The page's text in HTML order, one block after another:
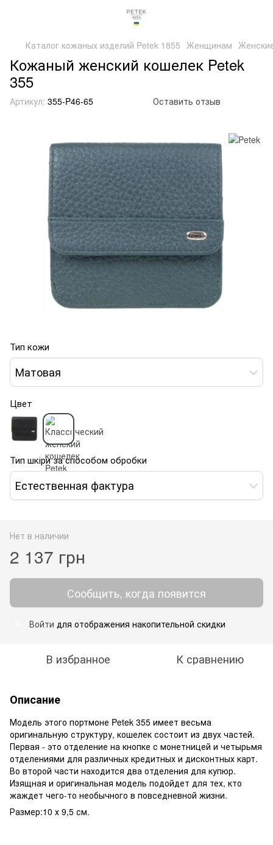
Каталог кожаных изделий Petek 1855 Женщинам
Кожаный женский кошелек Petek
355
Артикул: 355-P46-65 Оставить отзыв
Тип кожи
Матовая
Цвет
Тип шкіри за способом обробки
Естественная фактура
Нет в наличии
2 137 грн
Сообщить, когда появится
Войти для отображения накопительной скидки
В избранное К сравнению
Описание
Модель этого портмоне Petek 355 имеет весьма
оригинальную структуру, кошелек состоит из двух частей.
Первая - это отделение на кнопке с монетницей и четырьмя
отделениями для различных кредитных и дисконтных карт.
Во второй части находится два отделения для купюр.
Изящная и оригинальная модель подойдет для тех, кто
жаждет чего-то необычного в повседневной жизни.
Размер:10 х 9,5 см.